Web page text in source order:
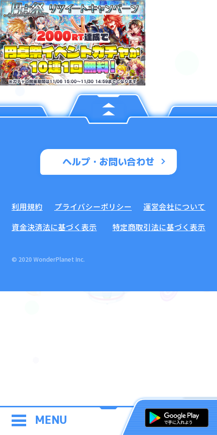
MENU
ヘルプ・お問い合わせ
利用規約 プライバシーポリシー
運営会社について
資金決済法に基づく表示
特定商取引法に基づく表示
© 2020 WonderPlanet Inc.